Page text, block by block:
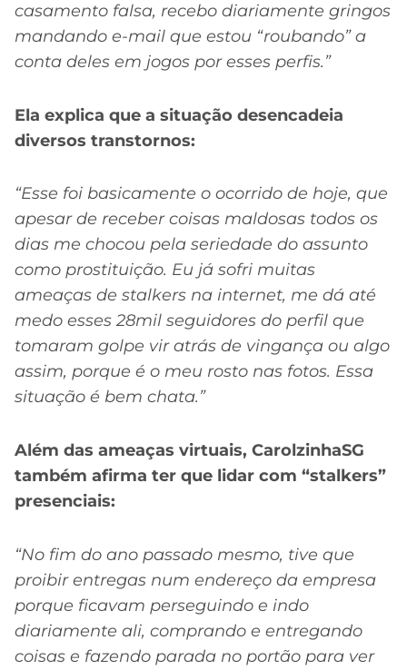
casamento falsa, recebo diariamente gringos
mandando e-mail que estou “roubando” a
conta deles em jogos por esses perfis.”
Ela explica que a situação desencadeia
diversos transtornos:
“Esse foi basicamente o ocorrido de hoje, que
apesar de receber coisas maldosas todos os
dias me chocou pela seriedade do assunto
como prostituição. Eu já sofri muitas
ameaças de stalkers na internet, me dá até
medo esses 28mil seguidores do perfil que
tomaram golpe vir atrás de vingança ou algo
assim, porque é o meu rosto nas fotos. Essa
situação é bem chata.”
Além das ameaças virtuais, CarolzinhaSG
também afirma ter que lidar com “stalkers”
presenciais:
“No fim do ano passado mesmo, tive que
proibir entregas num endereço da empresa
porque ficavam perseguindo e indo
diariamente ali, comprando e entregando
coisas e fazendo parada no portão para ver